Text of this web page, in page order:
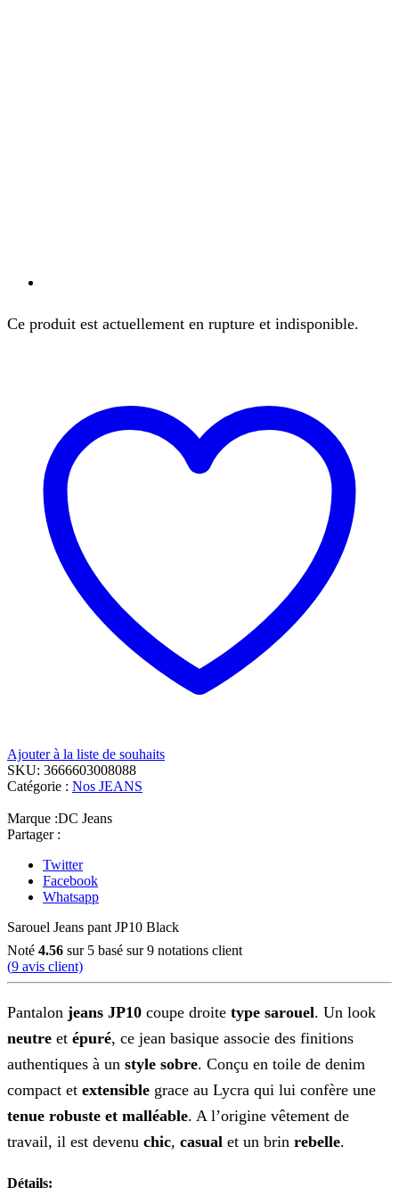
Ce produit est actuellement en rupture et indisponible.
Ajouter à la liste de souhaits
SKU: 3666603008088
Catégorie : Nos JEANS
Marque :DC Jeans
Partager :
Twitter
Facebook
Whatsapp
Sarouel Jeans pant JP10 Black
Noté 4.56 sur 5 basé sur9 notations client
(9 avis client)
Pantalon jeans JP10 coupe droite type sarouel. Un look
neutre et épuré, ce jean basique associe des finitions
authentiques à un style sobre. Conçu en toile de denim
compact et extensible grace au Lycra qui lui confère une
tenue robuste et malléable. A l’origine vêtement de
travail, il est devenu chic, casual et un brin rebelle.
Détails: